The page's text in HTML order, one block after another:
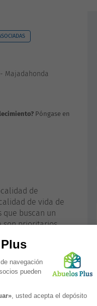
Majadahonda
Póngase en
de
de vida de
que buscan un
son prioritarios.
altamente
y cercano.
con amplias